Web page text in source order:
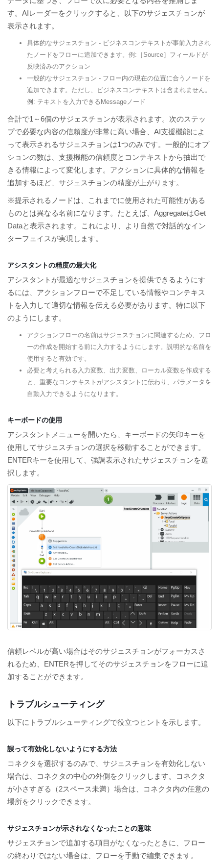
す。AIレーダーをクリックすると、以下のサジェスチョンが
表示されます。
具体的なサジェスチョン - ビジネスコンテキストが事前入力され
たノードをフローに追加できます。例:［Source］フィールドが
反映済みのアクション
一般的なサジェスチョン - フロー内の現在の位置に合うノードを
追加できます。ただし、ビジネスコンテキストは含まれません。
例: テキストを入力できるMessageノード
合計で1～6個のサジェスチョンが表示されます。次のステッ
プで必要な内容の信頼度が非常に高い場合、AI支援機能によ
って表示されるサジェスチョンは1つのみです。一般的にオプ
ションの数は、支援機能の信頼度とコンテキストから抽出で
きる情報によって変化します。アクションに具体的な情報を
追加するほど、サジェスチョンの精度が上がります。
※提示されるノードは、これまでに使用された可能性がある
ものとは異なる名前になります。たとえば、AggregateはGet
Dataと表示されます。これにより、より自然で対話的なイン
ターフェイスが実現します。
アシスタントの精度の最大化
アシスタントが最適なサジェスチョンを提供できるようにす
るには、アクションフローで不足している情報やコンテキス
トを入力して適切な情報を伝える必要があります。特に以下
のようにします。
アクションフローの名前はサジェスチョンに関連するため、フロ
ーの作成を開始する前に入力するようにします。説明的な名前を
使用すると有効です。
必要と考えられる入力変数、出力変数、ローカル変数を作成する
と、重要なコンテキストがアシスタントに伝わり、パラメータを
自動入力できるようになります。
キーボードの使用
アシスタントメニューを開いたら、キーボードの矢印キーを
使用してサジェスチョンの選択を移動することができます。
ENTERキーを使用して、強調表示されたサジェスチョンを選
択します。
信頼レベルが高い場合はそのサジェスチョンがフォーカスさ
れるため、ENTERを押してそのサジェスチョンをフローに追
加することができます。
トラブルシューティング
以下にトラブルシューティングで役立つヒントを示します。
誤って有効化しないようにする方法
コネクタを選択するのみで、サジェスチョンを有効化しない
場合は、コネクタの中心の外側をクリックします。コネクタ
が小さすぎる（2スペース未満）場合は、コネクタ内の任意の
場所をクリックできます。
サジェスチョンが示されなくなったことの意味
サジェスチョンで追加する項目がなくなったときに、フロー
の終わりではない場合は、フローを手動で編集できます。